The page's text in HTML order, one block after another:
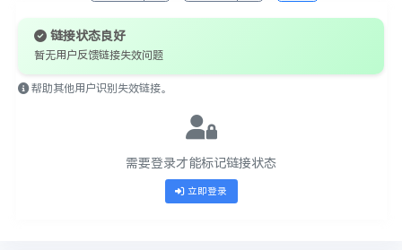
链接状态良好
暂无用户反馈链接失效问题
帮助其他用户识别失效链接。
需要登录才能标记链接状态
立即登录